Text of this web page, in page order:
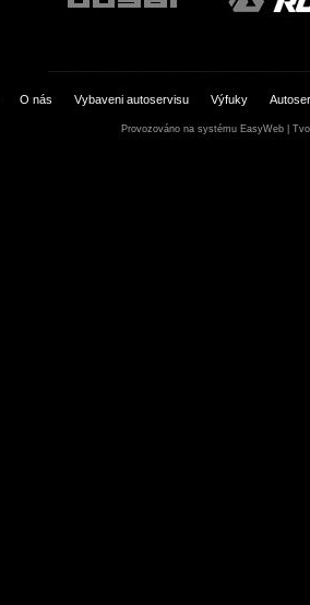
O nás Vybaveni autoservisu Výfuky
Provozováno na systému EasyWeb|